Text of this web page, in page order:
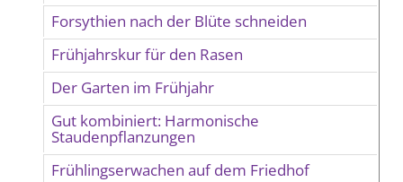
Forsythien nach der Blüte schneiden
Frühjahrskur für den Rasen
Der Garten im Frühjahr
Gut kombiniert: Harmonische
Staudenpflanzungen
Frühlingserwachen auf dem Friedhof